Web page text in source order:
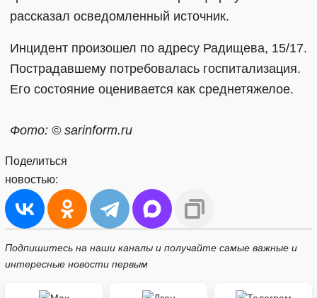
рассказал осведомленный источник.
Инцидент произошел по адресу Радищева, 15/17.
Пострадавшему потребовалась госпитализация.
Его состояние оценивается как среднетяжелое.
Фото: © sarinform.ru
Поделиться
новостью:
Подпишитесь на наши каналы и получайте самые важные и
интересные новости первым